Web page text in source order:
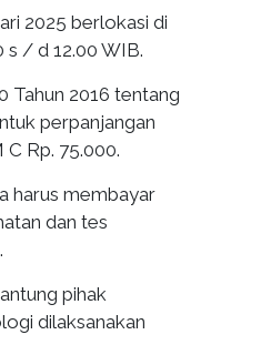
2025 berlokasi di
s / d 12.00 WIB.
Tahun 2016 tentang
perpanjangan
Rp. 75.000.
harus membayar
dan tes
pihak
dilaksanakan